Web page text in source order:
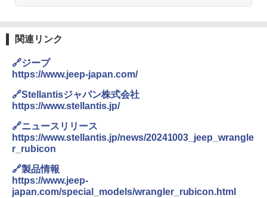
関連リンク
🔗ジープ
https://www.jeep-japan.com/
🔗Stellantisジャパン株式会社
https://www.stellantis.jp/
🔗ニュースリリース
https://www.stellantis.jp/news/20241003_jeep_wrangle
r_rubicon
🔗製品情報
https://www.jeep-
japan.com/special_models/wrangler_rubicon.html